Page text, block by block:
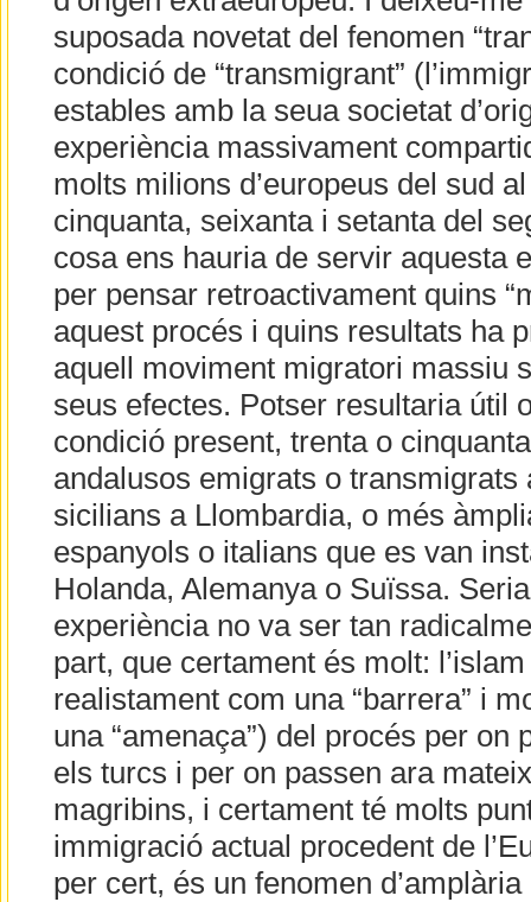
suposada novetat del fenomen
condició de “transmigrant”
estables amb la seua societat
experiència massivament
molts milions d’europeus del sud
cinquanta, seixanta i setanta del
cosa ens hauria de servir aquesta
per pensar retroactivament quins
aquest procés i quins resultats ha
aquell moviment migratori massiu
seus efectes. Potser resultaria útil
condició present, trenta o
andalusos emigrats o transmigrats
sicilians a Llombardia, o més
espanyols o italians que es van
Holanda, Alemanya o Suïssa.
experiència no va ser tan
part, que certament és molt:
realistament com una “barrera” i
una “amenaça”) del procés per on
els turcs i per on passen ara
magribins, i certament té molts
immigració actual procedent de
per cert, és un fenomen